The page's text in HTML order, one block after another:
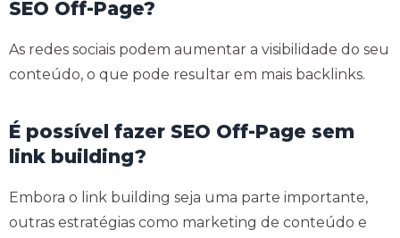
SEO Off-Page?
As redes sociais podem aumentar a visibilidade do seu
conteúdo, o que pode resultar em mais backlinks.
É possível fazer SEO Off-Page sem
link building?
Embora o link building seja uma parte importante,
outras estratégias como marketing de conteúdo e